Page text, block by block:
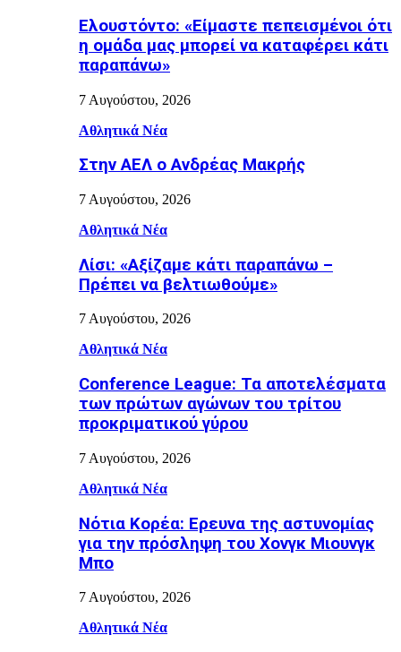
Ελουστόντο: «Είμαστε πεπεισμένοι ότι
η ομάδα μας μπορεί να καταφέρει κάτι
παραπάνω»
7 Αυγούστου, 2026
Αθλητικά Νέα
Στην ΑΕΛ ο Ανδρέας Μακρής
7 Αυγούστου, 2026
Αθλητικά Νέα
Λίσι: «Αξίζαμε κάτι παραπάνω –
Πρέπει να βελτιωθούμε»
7 Αυγούστου, 2026
Αθλητικά Νέα
Conference League: Τα αποτελέσματα
των πρώτων αγώνων του τρίτου
προκριματικού γύρου
7 Αυγούστου, 2026
Αθλητικά Νέα
Νότια Κορέα: Ερευνα της αστυνομίας
για την πρόσληψη του Χονγκ Μιουνγκ
Μπo
7 Αυγούστου, 2026
Αθλητικά Νέα